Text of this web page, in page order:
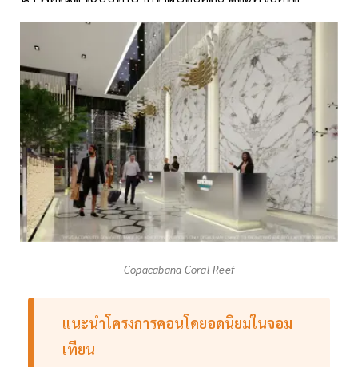
Copacabana Coral Reef
แนะนำโครงการคอนโดยอดนิยมในจอม
เทียน